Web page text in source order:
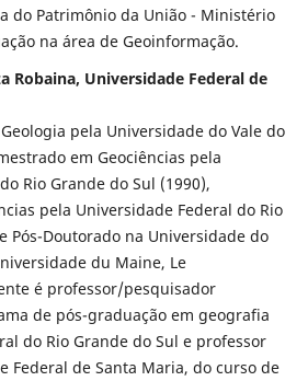
do Patrimônio da União - Ministério
na área de Geoinformação.
Robaina, Universidade Federal de
pela Universidade do Vale do
em Geociências pela
Rio Grande do Sul (1990),
pela Universidade Federal do Rio
Pós-Doutorado na Universidade do
du Maine, Le
é professor/pesquisador
de pós-graduação em geografia
do Rio Grande do Sul e professor
Federal de Santa Maria, do curso de